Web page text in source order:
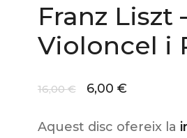
Franz Liszt
Violoncel i
16,00€ 6,00 €
Aquest disc ofereix la